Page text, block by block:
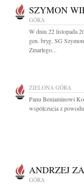
SZYMON
GÓRA
W dniu 22 listopada
gen. bryg. SG
Zmarłego...
ZIELONA GÓRA
Panu Beniaminowi
współczucia z
ANDRZEJ
GÓRA